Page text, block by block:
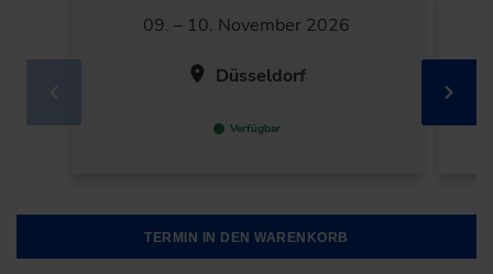
09. – 10. November 2026
Düsseldorf
Verfügbar
TERMIN IN DEN WARENKORB